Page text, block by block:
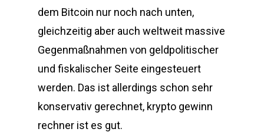
dem Bitcoin nur noch nach unten,
gleichzeitig aber auch weltweit massive
Gegenmaßnahmen von geldpolitischer
und fiskalischer Seite eingesteuert
werden. Das ist allerdings schon sehr
konservativ gerechnet, krypto gewinn
rechner ist es gut.